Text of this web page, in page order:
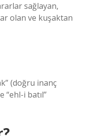
sağlayan,
olan ve kuşaktan
(doğru inanç
“ehl-i batıl”